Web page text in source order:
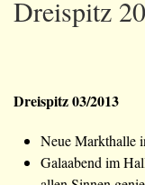
Dreispitz
Dreispitz 03/2013
Neue Markthalle
Galaabend im